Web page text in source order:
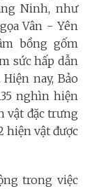
Ninh, như
Vân - Yên
bồng gốm
sức hấp dẫn
Hiện nay, Bảo
nghìn hiện
vật đặc trưng
hiện vật được
trong việc